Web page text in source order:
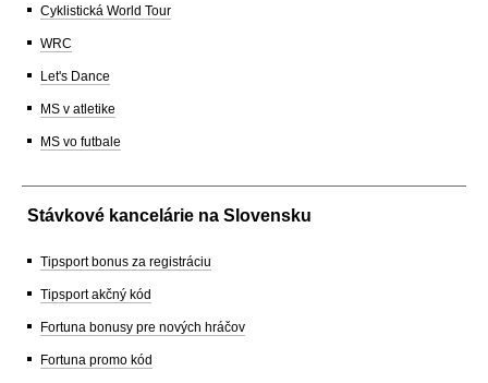
Cyklistická World Tour
WRC
Let's Dance
MS v atletike
MS vo futbale
Stávkové kancelárie na Slovensku
Tipsport bonus za registráciu
Tipsport akčný kód
Fortuna bonusy pre nových hráčov
Fortuna promo kód